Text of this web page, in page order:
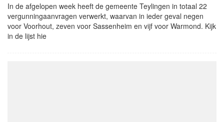
In de afgelopen week heeft de gemeente Teylingen in totaal 22
vergunningaanvragen verwerkt, waarvan in ieder geval negen
voor Voorhout, zeven voor Sassenheim en vijf voor Warmond. Kijk
in de lijst hie